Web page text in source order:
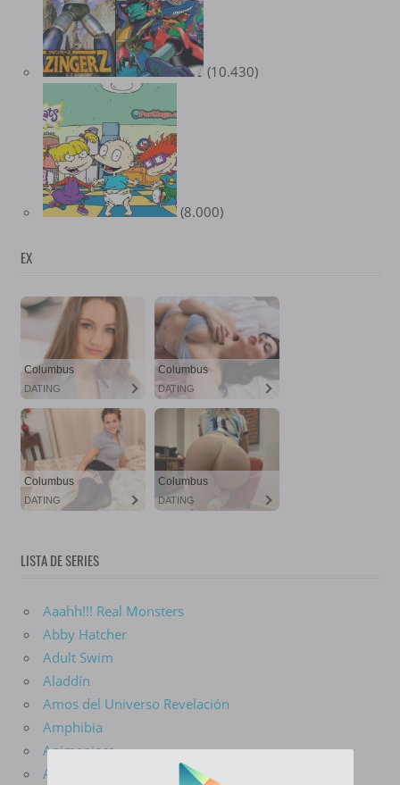
(10.430)
(8.000)
EX
LISTA DE SERIES
Aaahh!!! Real Monsters
Abby Hatcher
Adult Swim
Aladdín
Amos del Universo Revelación
Amphibia
Animaniacs
Aquaman